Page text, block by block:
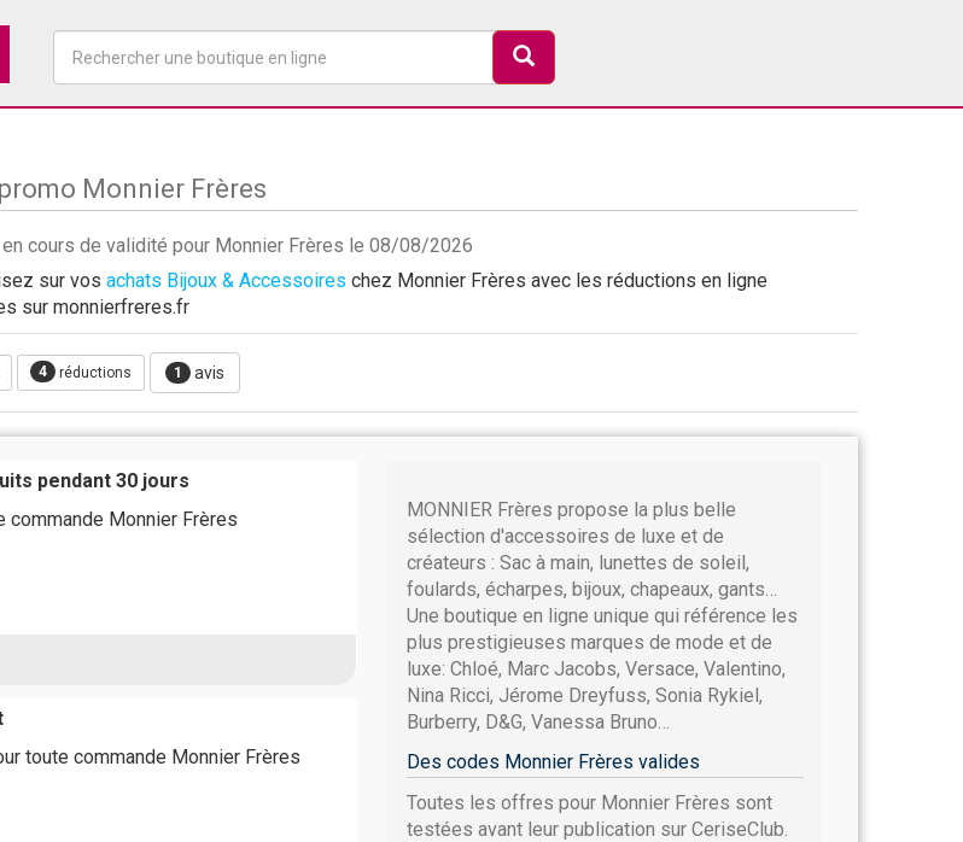
Monnier Frères
cours de validité pour Monnier Frères le 08/08/2026
sur vos achats Bijoux & Accessoires chez Monnier Frères avec les réductions en ligne
sur monnierfreres.fr
4 réductions 1 avis
pendant 30 jours
Monnier Frères
toute commande Monnier Frères
MONNIER Frères propose la plus belle
sélection d'accessoires de luxe et de
créateurs : Sac à main, lunettes de soleil,
foulards, écharpes, bijoux, chapeaux, gants…
Une boutique en ligne unique qui référence les
plus prestigieuses marques de mode et de
luxe: Chloé, Marc Jacobs, Versace, Valentino,
Nina Ricci, Jérome Dreyfuss, Sonia Rykiel,
Burberry, D&G, Vanessa Bruno…
Des codes Monnier Frères valides
Toutes les offres pour Monnier Frères sont
testées avant leur publication sur CeriseClub.